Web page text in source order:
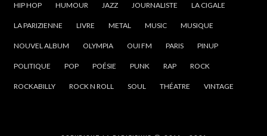
HIP HOP HUMOUR JAZZ JOURNALISTE LA CIGALE
LA PARIZIENNE LIVRE METAL MUSIC MUSIQUE
NOUVEL ALBUM OLYMPIA OUI FM PARIS PINUP
POLITIQUE POP POÉSIE PUNK RAP ROCK
ROCKABILLY ROCK N ROLL SOUL THÉATRE VINTAGE